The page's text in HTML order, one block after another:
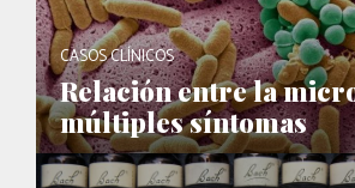
CASOS CLÍNICOS
Relación entre la
múltiples síntomas